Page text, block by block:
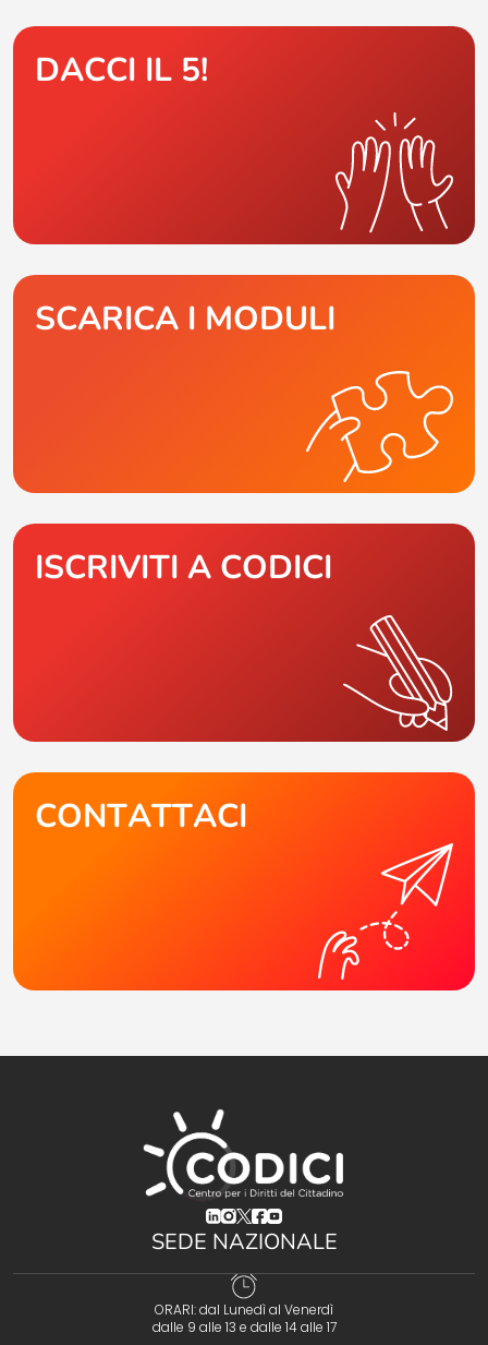
DACCI IL 5!
SCARICA I MODULI
ISCRIVITI A CODICI
CONTATTACI
(opens in a new tab)
(opens in a new tab)
(opens in a new tab)
(opens in a new tab)
(opens in a new tab)
SEDE NAZIONALE
ORARI: dal Lunedì al Venerdì
dalle 9 alle 13 e dalle 14 alle 17